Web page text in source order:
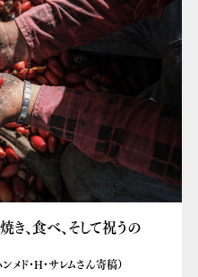
き、食べ、そして祝うの
ド・H・サレムさん寄稿）